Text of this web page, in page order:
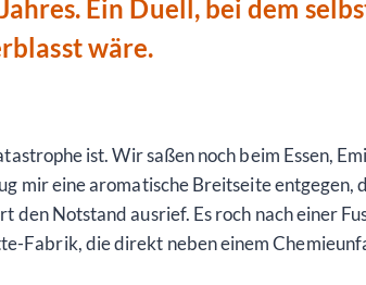
Ein Duell, bei dem
wäre.
ist. Wir saßen noch beim Essen,
mir eine aromatische Breitseite entgegen,
Notstand ausrief. Es roch nach einer
Fabrik, die direkt neben einem